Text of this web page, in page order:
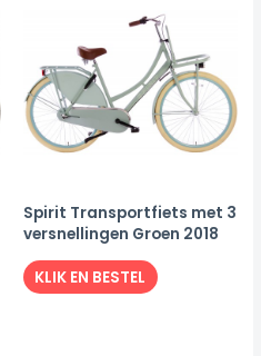
Spirit Transportfiets met 3
versnellingen Groen 2018
KLIK EN BESTEL